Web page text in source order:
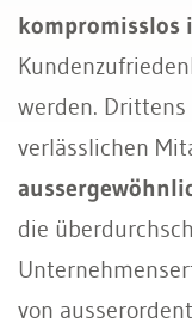
kompromisslos
werden.
verlässlichen
die
von